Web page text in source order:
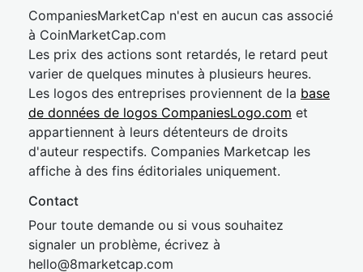
CompaniesMarketCap n'est en aucun cas associé
à CoinMarketCap.com
Les prix des actions sont retardés, le retard peut
varier de quelques minutes à plusieurs heures.
Les logos des entreprises proviennent de la base
de données de logos CompaniesLogo.com et
appartiennent à leurs détenteurs de droits
d'auteur respectifs. Companies Marketcap les
affiche à des fins éditoriales uniquement.
Contact
Pour toute demande ou si vous souhaitez
signaler un problème, écrivez à
hello@8marketcap.com